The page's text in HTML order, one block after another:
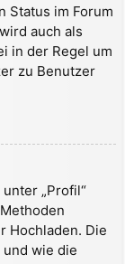
Status im Forum
auch als
in der Regel um
zu Benutzer
„Profil“
Hochladen. Die
wie die